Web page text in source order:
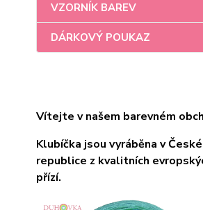
VZORNÍK BAREV
DÁRKOVÝ POUKAZ
Vítejte v našem barevném
Klubíčka jsou vyráběna v České
republice z kvalitních
přízí.